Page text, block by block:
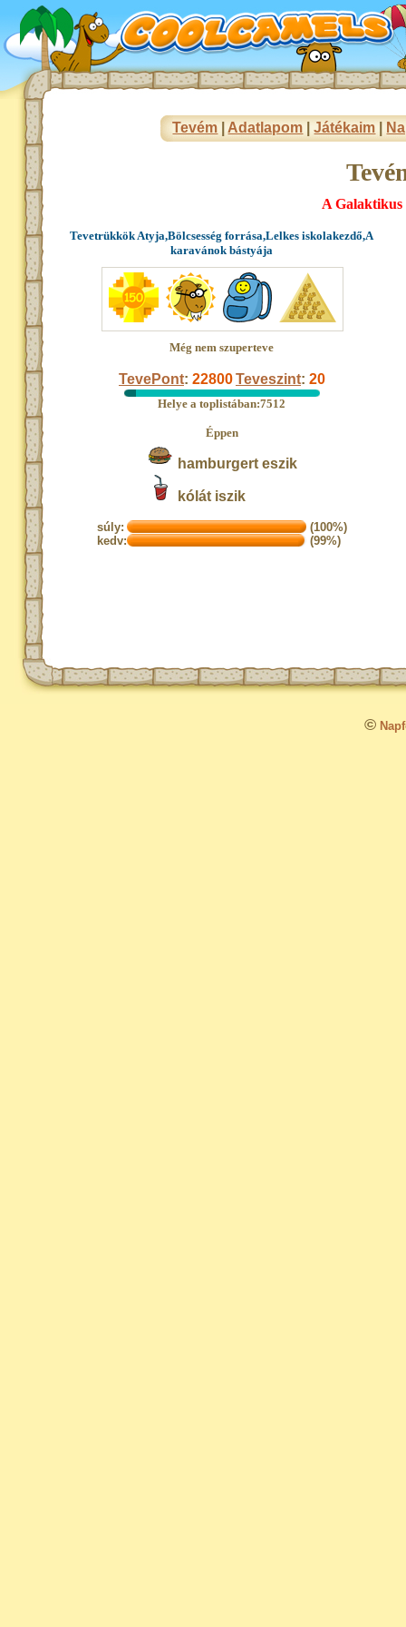
Tevém Adatlapom |Játékaim
A Galaktikus
Tevetrükkök Atyja,Bölcsesség forrása,Lelkes iskolakezdő,A
karavánok bástyája
Még nem szuperteve
TevePont: 22800Teveszint: 20
Helye a toplistában:7512
Éppen
hamburgert eszik
kólát iszik
súly:
(100%)
kedv:
(99%)
©